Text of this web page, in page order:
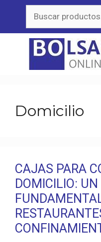
contenido
por:
Domicilio
CAJAS PARA
DOMICILIO: